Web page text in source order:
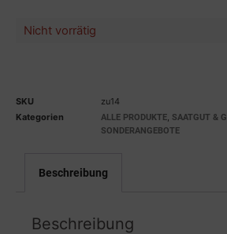
Nicht vorrätig
SKU
zu14
Kategorien
ALLE PRODUKTE, SAATGUT &
SONDERANGEBOTE
Beschreibung
Beschreibung